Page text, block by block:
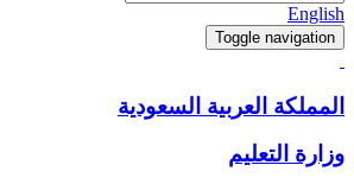
English
Toggle navigation
المملكة العربية السعودية
وزارة التعليم